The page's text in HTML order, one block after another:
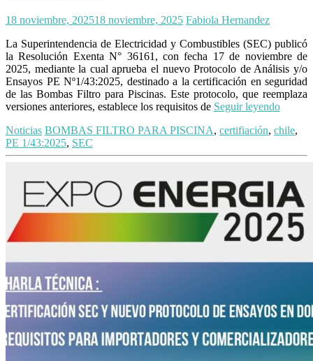
18 noviembre, 202518 noviembre, 2025 Fabiola Hernandez
La Superintendencia de Electricidad y Combustibles (SEC) publicó
la Resolución Exenta N° 36161, con fecha 17 de noviembre de
2025, mediante la cual aprueba el nuevo Protocolo de Análisis y/o
Ensayos PE Nº1/43:2025, destinado a la certificación en seguridad
de las Bombas Filtro para Piscinas. Este protocolo, que reemplaza
versiones anteriores, establece los requisitos de Seguir leyendo
Noticias BOMBAS FILTRO PARA PISCINA, certifiación, chile,
PE 1/43:2025, SEC